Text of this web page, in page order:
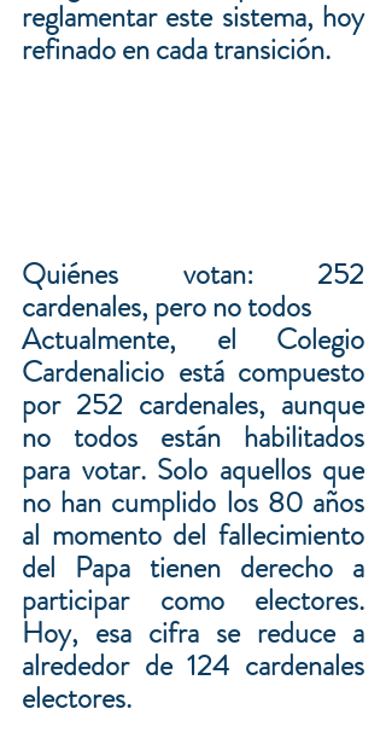
reglamentar este sistema, hoy
refinado en cada transición.
Quiénes votan: 252
cardenales, pero no todos
Actualmente, el Colegio
Cardenalicio está compuesto
por 252 cardenales, aunque
no todos están habilitados
para votar. Solo aquellos que
no han cumplido los 80 años
al momento del fallecimiento
del Papa tienen derecho a
participar como electores.
Hoy, esa cifra se reduce a
alrededor de 124 cardenales
electores.